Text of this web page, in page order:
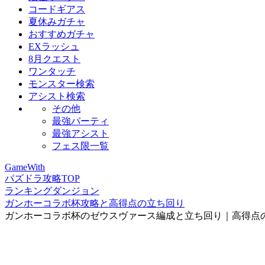
コードギアス
夏休みガチャ
おすすめガチャ
EXラッシュ
8月クエスト
ワンタッチ
モンスター検索
アシスト検索
その他
最強パーティ
最強アシスト
フェス限一覧
GameWith
パズドラ攻略TOP
ランキングダンジョン
ガンホーコラボ杯攻略と高得点の立ち回り
ガンホーコラボ杯のゼウスヴァース編成と立ち回り｜高得点